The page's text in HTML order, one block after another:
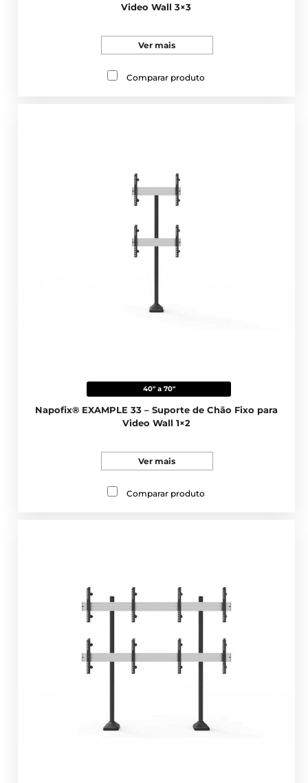
Video Wall 3×3
Ver mais
Comparar produto
40" a 70"
Napofix® EXAMPLE 33 – Suporte de Chão Fixo para
Video Wall 1×2
Ver mais
Comparar produto